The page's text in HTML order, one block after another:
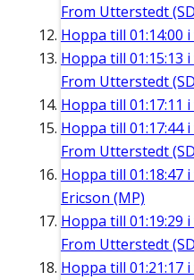
From Utterstedt
Hoppa till 01:14:00 i
Hoppa till 01:15:13 i
From Utterstedt
Hoppa till 01:17:11 i
Hoppa till 01:17:44i
From Utterstedt
Hoppa till 01:18:47 i
Ericson (MP)
Hoppa till 01:19:29 i
From Utterstedt
Hoppa till 01:21:17 i